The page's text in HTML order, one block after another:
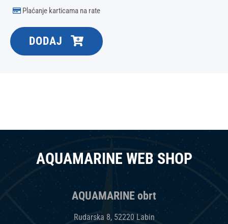
Plaćanje karticama na rate
DODAJ
AQUAMARINE WEB SHOP
AQUAMARINE obrt
Rudarska 8, 52220 Labin